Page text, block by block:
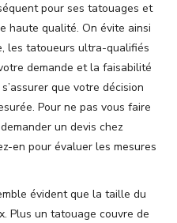
pour ses tatouages et
haute qualité. On évite ainsi
les tatoueurs ultra-qualifiés
demande et la faisabilité
que votre décision
Pour ne pas vous faire
un devis chez
en pour évaluer les mesures
évident que la taille du
Plus un tatouage couvre de